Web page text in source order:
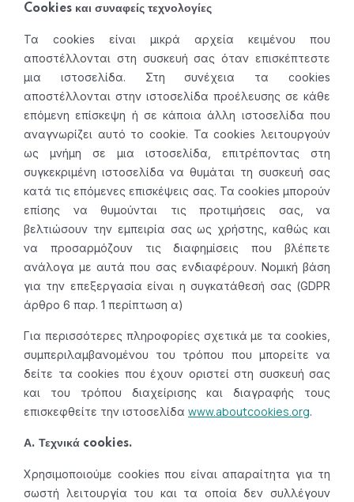
Cookies και συναφείς τεχνολογίες
Τα cookies είναι μικρά αρχεία κειμένου που
αποστέλλονται στη συσκευή σας όταν επισκέπτεστε
μια ιστοσελίδα. Στη συνέχεια τα cookies
αποστέλλονται στην ιστοσελίδα προέλευσης σε κάθε
επόμενη επίσκεψη ή σε κάποια άλλη ιστοσελίδα που
αναγνωρίζει αυτό το cookie. Τα cookies λειτουργούν
ως μνήμη σε μια ιστοσελίδα, επιτρέποντας στη
συγκεκριμένη ιστοσελίδα να θυμάται τη συσκευή σας
κατά τις επόμενες επισκέψεις σας. Τα cookies μπορούν
επίσης να θυμούνται τις προτιμήσεις σας, να
βελτιώσουν την εμπειρία σας ως χρήστης, καθώς και
να προσαρμόζουν τις διαφημίσεις που βλέπετε
ανάλογα με αυτά που σας ενδιαφέρουν. Νομική βάση
για την επεξεργασία είναι η συγκατάθεσή σας (GDPR
άρθρο 6 παρ. 1 περίπτωση α)
Για περισσότερες πληροφορίες σχετικά με τα cookies,
συμπεριλαμβανομένου του τρόπου που μπορείτε να
δείτε τα cookies που έχουν οριστεί στη συσκευή σας
και του τρόπου διαχείρισης και διαγραφής τους
επισκεφθείτε την ιστοσελίδα www.aboutcookies.org.
Α. Τεχνικά cookies.
Χρησιμοποιούμε cookies που είναι απαραίτητα για τη
σωστή λειτουργία του και τα οποία δεν συλλέγουν